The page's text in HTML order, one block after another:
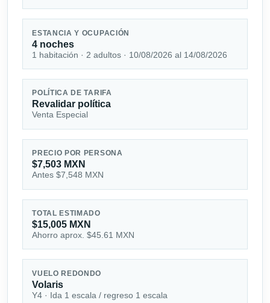
ESTANCIA Y OCUPACIÓN
4 noches
1 habitación · 2 adultos · 10/08/2026 al 14/08/2026
POLÍTICA DE TARIFA
Revalidar política
Venta Especial
PRECIO POR PERSONA
$7,503 MXN
Antes $7,548 MXN
TOTAL ESTIMADO
$15,005 MXN
Ahorro aprox. $45.61 MXN
VUELO REDONDO
Volaris
Y4 · Ida 1 escala / regreso 1 escala